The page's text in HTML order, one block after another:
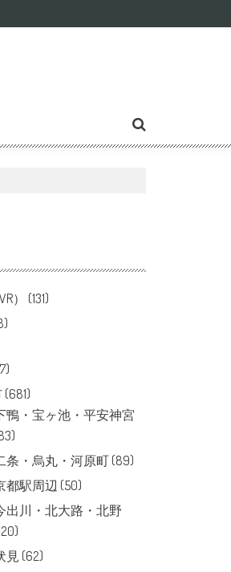
）
(131)
(681)
鴨・宝ヶ池・平安神宮
条・烏丸・河原町 (89)
都駅周辺 (50)
出川・北大路・北野
見 (62)